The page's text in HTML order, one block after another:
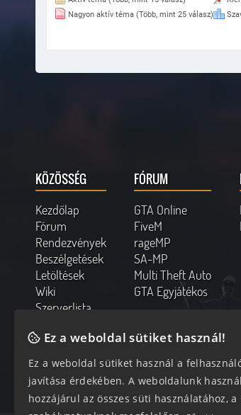
Nagyon aktív téma (Több, mint 25 válasz)
KÖZÖSSÉG
Kezdőlap
Fórum
Rendezvények
Beszélgetések
Letöltések
Wiki
Szerverlista
FÓRUM
GTA Online
FiveM
rageMP
SA-MP
Multi Theft Auto
GTA Egyjátékos
Online felhasználók
283 vendég, 0 tag
Ez a weboldal sütiket használ!
Ez a weboldal sütiket használ a
javítása érdekében. A weboldalunk
hozzájárul az összes süti használatához, a